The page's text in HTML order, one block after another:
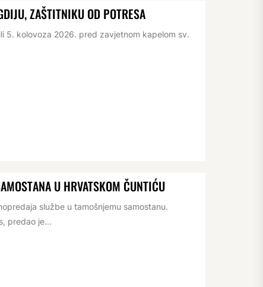
ZAŠTITNIKU OD POTRESA
5. kolovoza 2026. pred zavjetnom kapelom sv.
U HRVATSKOM ČUNTIĆU
službe u tamošnjemu samostanu.
predao je...